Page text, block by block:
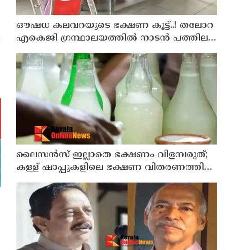
ഔഷധ കലവറയുടെ ഭക്ഷണ കൂട്ട്..! തലോറ
എകെജി ഗ്രന്ഥാലയത്തിൽ നാടൻ പത്തില
കറികളുടെ പ്രദർശനവും ക്ലാസും
സംഘടിപ്പിച്ചു
ലൈസന്‍സ് ഇല്ലാതെ ഭക്ഷണം വിളമ്പരുത്;
കള്ള് ഷാപ്പുകളിലെ ഭക്ഷണ വിതരണത്തിന്
ഭക്ഷ്യസുരക്ഷാ ലൈസന്‍സ് കര്‍ശനമാക്കി
എക്‌സൈസ്